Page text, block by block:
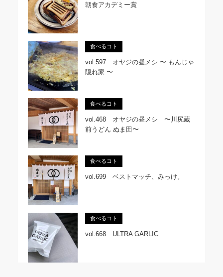
朝食アカデミー賞
食べるコト
vol.597 オヤジの昼メシ 〜 もんじゃ
隠れ家 〜
食べるコト
vol.468 オヤジの昼メシ 〜川尻蔵
前うどん ぬま田〜
食べるコト
vol.699 ベストマッチ、みっけ。
食べるコト
vol.668 ULTRA GARLIC